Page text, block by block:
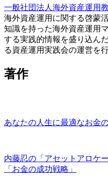
一般社団法人海外資産運用
海外資産運用に関する啓蒙
知識を持った海外資産運用
する実践的情報を盛り込ん
る資産運用実践会の運営を
著作
あなたの人生に最適なお金
内藤忍の「アセットアロケ
「お金の成功戦略」